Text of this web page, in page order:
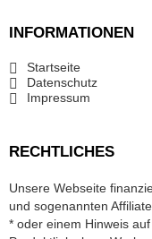
INFORMATIONEN
Startseite
Datenschutz
Impressum
RECHTLICHES
Unsere Webseite
und sogenannten
* oder einem Hinweis